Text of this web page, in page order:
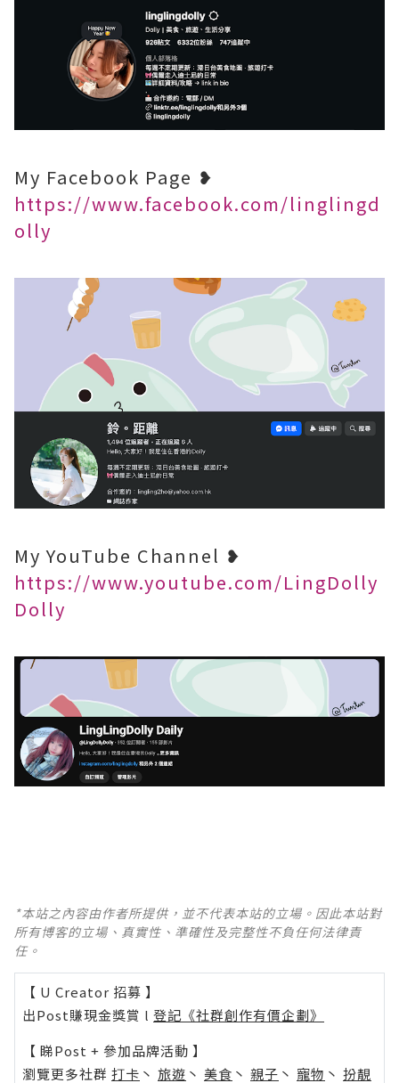
My Facebook Page ❥
https://www.facebook.com/linglingd
olly
My YouTube Channel ❥
https://www.youtube.com/LingDolly
Dolly
*本站之內容由作者所提供，並不代表本站的立場。因此本站對
所有博客的立場、真實性、準確性及完整性不負任何法律責
任。
【 U Creator 招募 】
出Post賺現金獎賞 l 登記《社群創作有價企劃》
【 睇Post + 參加品牌活動 】
瀏覽更多社群 打卡 丶 旅遊 丶 美食 丶 親子 丶 寵物 丶 扮靚